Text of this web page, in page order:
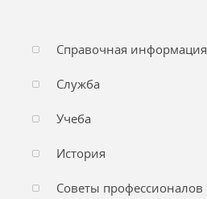
Справочная информация
Служба
Учеба
История
Советы профессионалов